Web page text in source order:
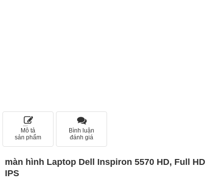
Mô tả
sản phẩm
Bình luận
đánh giá
màn hình Laptop Dell Inspiron 5570 HD, Full HD
IPS